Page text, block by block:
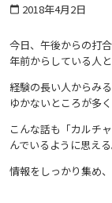
calendar_today 2018年4月2日
今日、午後からの打
年前からしている人
経験の長い人からみ
ゆかないところが多
こんな話も「カルチ
んでいるように思え
情報をしっかり集め